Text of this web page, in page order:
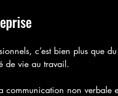
c’est bien plus que
de vie au travail.
communication non verbale